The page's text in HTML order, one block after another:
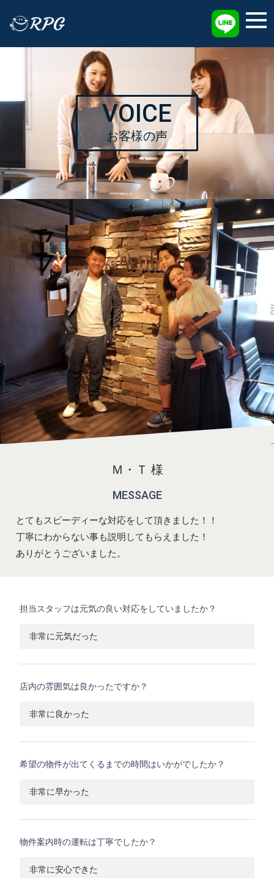
VOICE
お客様の声
Ｍ・Ｔ 様
MESSAGE
とてもスピーディーな対応をして頂きました！！
丁寧にわからない事も説明してもらえました！
ありがとうございました。
担当スタッフは元気の良い対応をしていましたか？
非常に元気だった
店内の雰囲気は良かったですか？
非常に良かった
希望の物件が出てくるまでの時間はいかがでしたか？
非常に早かった
物件案内時の運転は丁寧でしたか？
非常に安心できた